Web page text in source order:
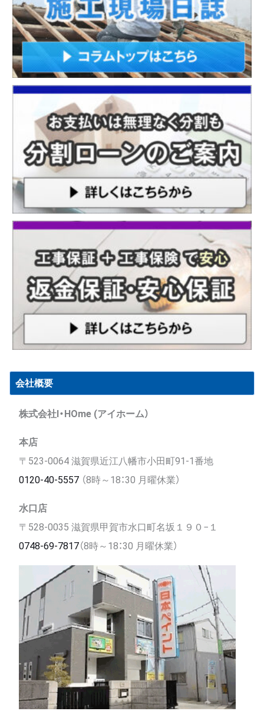
会社概要
株式会社I・HOme (アイホーム）
本店
〒523-0064 滋賀県近江八幡市小田町91-1番地
0120-40-5557（8時～18：30 月曜休業）
水口店
〒528-0035 滋賀県甲賀市水口町名坂１９０−１
0748-69-7817（8時～18：30 月曜休業）